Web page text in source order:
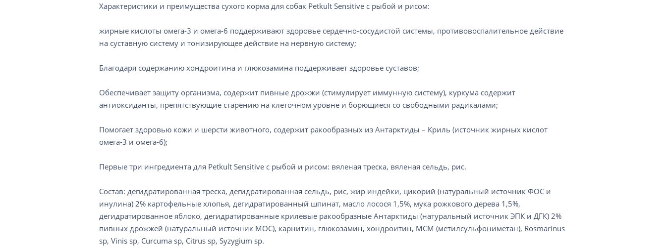
Характеристики и преимущества сухого корма для собак Petkult Sensitive с рыбой и рисом:
жирные кислоты омега-3 и омега-6 поддерживают здоровье сердечно-сосудистой системы, противовоспалительное действие
на суставную систему и тонизирующее действие на нервную систему;
Благодаря содержанию хондроитина и глюкозамина поддерживает здоровье суставов;
Обеспечивает защиту организма, содержит пивные дрожжи (стимулирует иммунную систему), куркума содержит
антиоксиданты, препятствующие старению на клеточном уровне и борющиеся со свободными радикалами;
Помогает здоровью кожи и шерсти животного, содержит ракообразных из Антарктиды – Криль (источник жирных кислот
омега-3 и омега-6);
Первые три ингредиента для Petkult Sensitive с рыбой и рисом: вяленая треска, вяленая сельдь, рис.
Состав: дегидратированная треска, дегидратированная сельдь, рис, жир индейки, цикорий (натуральный источник ФОС и
инулина) 2% картофельные хлопья, дегидратированный шпинат, масло лосося 1,5%, мука рожкового дерева 1,5%,
дегидратированное яблоко, дегидратированные крилевые ракообразные Антарктиды (натуральный источник ЭПК и ДГК) 2%
пивных дрожжей (натуральный источник МОС), карнитин, глюкозамин, хондроитин, МСМ (метилсульфониметан), Rosmarinus
sp, Vinis sp, Curcuma sp, Citrus sp, Syzygium sp.